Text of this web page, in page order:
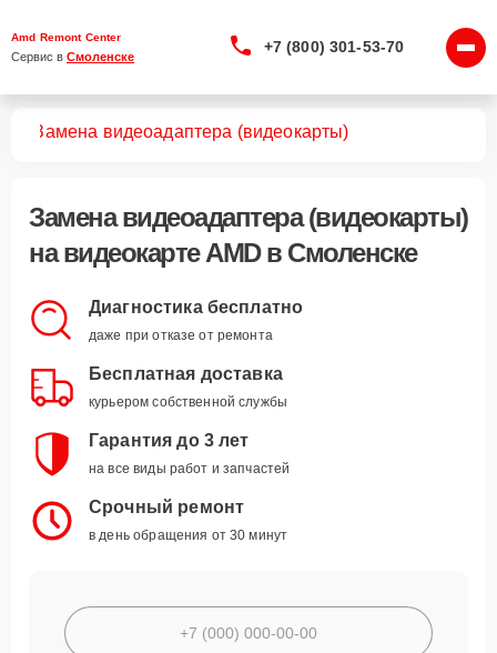
Amd Remont Center
Сервис в Смоленске
+7 (800) 301-53-70
Замена видеоадаптера (видеокарты)
Замена видеоадаптера (видеокарты)
на видеокарте AMD в Смоленске
Диагностика бесплатно
даже при отказе от ремонта
Бесплатная доставка
курьером собственной службы
Гарантия до 3 лет
на все виды работ и запчастей
Срочный ремонт
в день обращения от 30 минут